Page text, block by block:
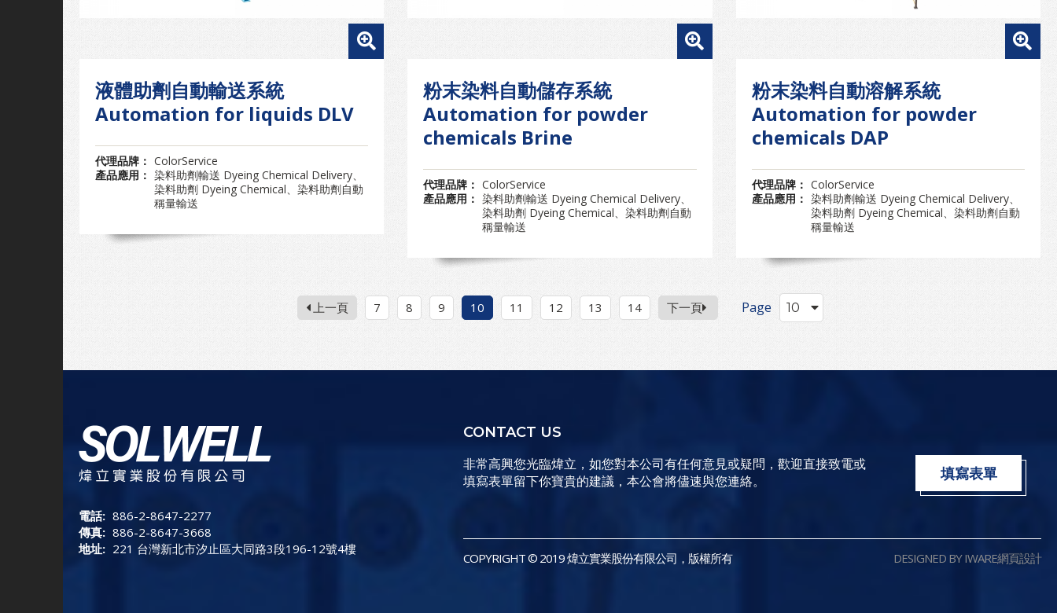
液體助劑自動輸送系統
Automation for liquids DLV
代理品牌： ColorService
產品應用： 染料助劑輸送 Dyeing Chemical Delivery、
染料助劑 Dyeing Chemical、染料助劑自動
稱量輸送
粉末染料自動儲存系統
Automation for powder
chemicals Brine
代理品牌： ColorService
產品應用： 染料助劑輸送 Dyeing Chemical Delivery、
染料助劑 Dyeing Chemical、染料助劑自動
稱量輸送
粉末染料自動溶解系統
Automation for powder
chemicals DAP
代理品牌： ColorService
產品應用： 染料助劑輸送 Dyeing Chemical Delivery、
染料助劑 Dyeing Chemical、染料助劑自動
稱量輸送
上一頁 7 8 9 10 11 12 13 14 下一頁 Page
電話: 886-2-8647-2277
傳真: 886-2-8647-3668
地址: 221 台灣新北市汐止區大同路3段196-12號4樓
CONTACT US
非常高興您光臨煒立，如您對本公司有任何意見或疑問，歡迎直接致電或
填寫表單留下你寶貴的建議，本公會將儘速與您連絡。
填寫表單
COPYRIGHT © 2019 煒立實業股份有限公司，版權所有 DESIGNED BY IWARE網頁設計